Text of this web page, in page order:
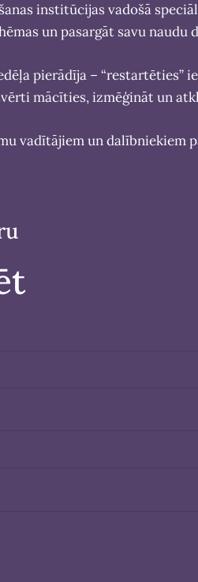
institūcijas vadošā
un pasargāt savu naudu
pierādīja – “restartēties”
mācīties, izmēģināt un
vadītājiem un